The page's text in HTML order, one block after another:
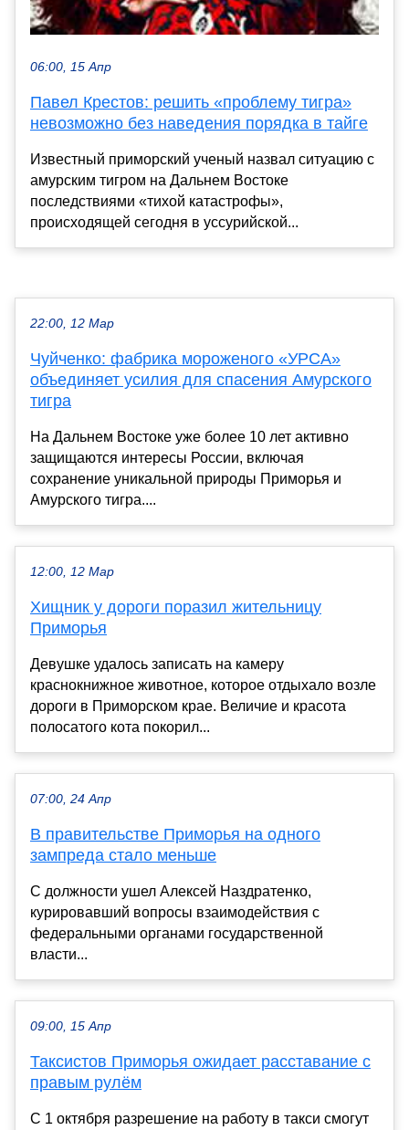
06:00, 15 Апр
Павел Крестов: решить «проблему тигра»
невозможно без наведения порядка в тайге
Известный приморский ученый назвал ситуацию с
амурским тигром на Дальнем Востоке
последствиями «тихой катастрофы»,
происходящей сегодня в уссурийской...
22:00, 12 Мар
Чуйченко: фабрика мороженого «УРСА»
объединяет усилия для спасения Амурского
тигра
На Дальнем Востоке уже более 10 лет активно
защищаются интересы России, включая
сохранение уникальной природы Приморья и
Амурского тигра....
12:00, 12 Мар
Хищник у дороги поразил жительницу
Приморья
Девушке удалось записать на камеру
краснокнижное животное, которое отдыхало возле
дороги в Приморском крае. Величие и красота
полосатого кота покорил...
07:00, 24 Апр
В правительстве Приморья на одного
зампреда стало меньше
С должности ушел Алексей Наздратенко,
курировавший вопросы взаимодействия с
федеральными органами государственной
власти...
09:00, 15 Апр
Таксистов Приморья ожидает расставание с
правым рулём
С 1 октября разрешение на работу в такси смогут